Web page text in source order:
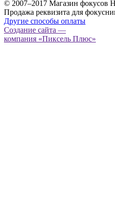
© 2007–2017 Магазин фокусов
Продажа реквизита для
Другие способы оплаты
Создание сайта —
компания «Пиксель Плюс»